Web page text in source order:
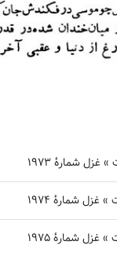
شمارهٔ ۱۹۷۳
شمارهٔ ۱۹۷۴
شمارهٔ ۱۹۷۵